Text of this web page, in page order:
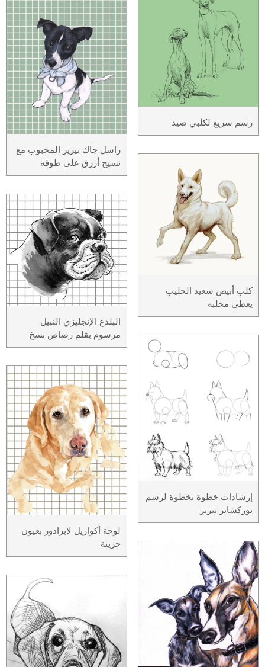
رسم سريع لكلبي صيد
كلب أبيض سعيد الحليب
يعطي مخلبه
إرشادات خطوة بخطوة لرسم
يوركشاير تيرير
راسل جاك تيرير المحبوب مع
نسيج أزرق على طوقه
البلدغ الإنجليزي النبيل
مرسوم بقلم رصاص نسخ
لوحة أكواريل لابرادور بعيون
حزينة